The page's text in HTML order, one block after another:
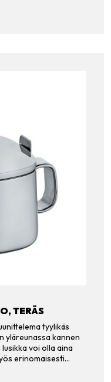
TERÄS
tyylikäs
yläreunassa kannen
voi olla aina
erinomaisesti…